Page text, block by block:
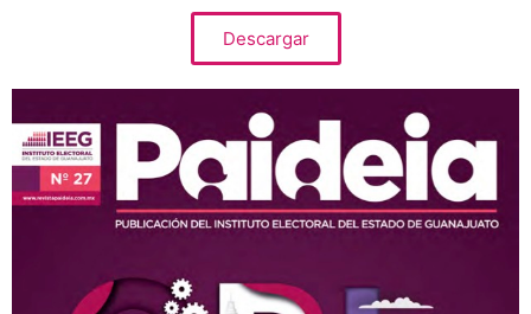
Descargar